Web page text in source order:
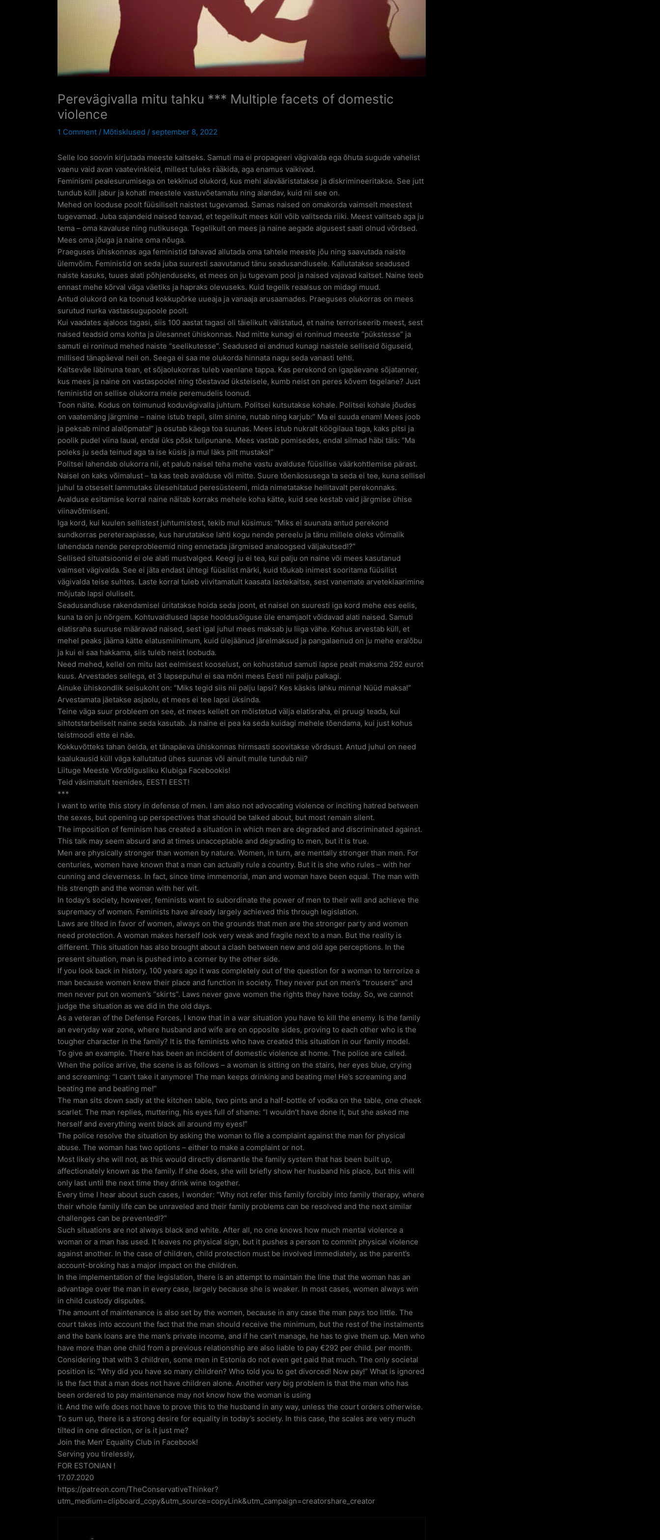
Perevägivalla mitu tahku *** Multiple facets of domestic
violence
1 Comment / Mõtisklused / september 8, 2022
Selle loo soovin kirjutada meeste kaitseks. Samuti ma ei propageeri vägivalda ega õhuta sugude vahelist
vaenu vaid avan vaatevinkleid, millest tuleks rääkida, aga enamus vaikivad.
Feminismi pealesurumisega on tekkinud olukord, kus mehi alavääristatakse ja diskrimineeritakse. See jutt
tundub küll jabur ja kohati meestele vastuvõetamatu ning alandav, kuid nii see on.
Mehed on looduse poolt füüsiliselt naistest tugevamad. Samas naised on omakorda vaimselt meestest
tugevamad. Juba sajandeid naised teavad, et tegelikult mees küll võib valitseda riiki. Meest valitseb aga ju
tema – oma kavaluse ning nutikusega. Tegelikult on mees ja naine aegade algusest saati olnud võrdsed.
Mees oma jõuga ja naine oma nõuga.
Praeguses ühiskonnas aga feministid tahavad allutada oma tahtele meeste jõu ning saavutada naiste
ülemvõim. Feministid on seda juba suuresti saavutanud tänu seadusandlusele. Kallutatakse seadused
naiste kasuks, tuues alati põhjenduseks, et mees on ju tugevam pool ja naised vajavad kaitset. Naine teeb
ennast mehe kõrval väga väetiks ja hapraks olevuseks. Kuid tegelik reaalsus on midagi muud.
Antud olukord on ka toonud kokkupõrke uueaja ja vanaaja arusaamades. Praeguses olukorras on mees
surutud nurka vastassugupoole poolt.
Kui vaadates ajaloos tagasi, siis 100 aastat tagasi oli täielikult välistatud, et naine terroriseerib meest, sest
naised teadsid oma kohta ja ülesannet ühiskonnas. Nad mitte kunagi ei roninud meeste “pükstesse” ja
samuti ei roninud mehed naiste “seelikutesse”. Seadused ei andnud kunagi naistele selliseid õiguseid,
millised tänapäeval neil on. Seega ei saa me olukorda hinnata nagu seda vanasti tehti.
Kaitseväe läbinuna tean, et sõjaolukorras tuleb vaenlane tappa. Kas perekond on igapäevane sõjatanner,
kus mees ja naine on vastaspoolel ning tõestavad üksteisele, kumb neist on peres kõvem tegelane? Just
feministid on sellise olukorra meie peremudelis loonud.
Toon näite. Kodus on toimunud koduvägivalla juhtum. Politsei kutsutakse kohale. Politsei kohale jõudes
on vaatemäng järgmine – naine istub trepil, silm sinine, nutab ning karjub:” Ma ei suuda enam! Mees joob
ja peksab mind alalõpmata!” ja osutab käega toa suunas. Mees istub nukralt köögilaua taga, kaks pitsi ja
poolik pudel viina laual, endal üks põsk tulipunane. Mees vastab pomisedes, endal silmad häbi täis: “Ma
poleks ju seda teinud aga ta ise küsis ja mul läks pilt mustaks!”
Politsei lahendab olukorra nii, et palub naisel teha mehe vastu avalduse füüsilise väärkohtlemise pärast.
Naisel on kaks võimalust – ta kas teeb avalduse või mitte. Suure tõenäosusega ta seda ei tee, kuna sellisel
juhul ta otseselt lammutaks ülesehitatud peresüsteemi, mida nimetatakse hellitavalt perekonnaks.
Avalduse esitamise korral naine näitab korraks mehele koha kätte, kuid see kestab vaid järgmise ühise
viinavõtmiseni.
Iga kord, kui kuulen sellistest juhtumistest, tekib mul küsimus: “Miks ei suunata antud perekond
sundkorras pereteraapiasse, kus harutatakse lahti kogu nende pereelu ja tänu millele oleks võimalik
lahendada nende pereprobleemid ning ennetada järgmised analoogsed väljakutsed!?”
Sellised situatsioonid ei ole alati mustvalged. Keegi ju ei tea, kui palju on naine või mees kasutanud
vaimset vägivalda. See ei jäta endast ühtegi füüsilist märki, kuid tõukab inimest sooritama füüsilist
vägivalda teise suhtes. Laste korral tuleb viivitamatult kaasata lastekaitse, sest vanemate arveteklaarimine
mõjutab lapsi oluliselt.
Seadusandluse rakendamisel üritatakse hoida seda joont, et naisel on suuresti iga kord mehe ees eelis,
kuna ta on ju nõrgem. Kohtuvaidlused lapse hooldusõiguse üle enamjaolt võidavad alati naised. Samuti
elatisraha suuruse määravad naised, sest igal juhul mees maksab ju liiga vähe. Kohus arvestab küll, et
mehel peaks jääma kätte elatusmiinimum, kuid ülejäänud järelmaksud ja pangalaenud on ju mehe eralõbu
ja kui ei saa hakkama, siis tuleb neist loobuda.
Need mehed, kellel on mitu last eelmisest kooselust, on kohustatud samuti lapse pealt maksma 292 eurot
kuus. Arvestades sellega, et 3 lapsepuhul ei saa mõni mees Eesti nii palju palkagi.
Ainuke ühiskondlik seisukoht on: “Miks tegid siis nii palju lapsi? Kes käskis lahku minna! Nüüd maksa!”
Arvestamata jäetakse asjaolu, et mees ei tee lapsi üksinda.
Teine väga suur probleem on see, et mees kellelt on mõistetud välja elatisraha, ei pruugi teada, kui
sihtotstarbeliselt naine seda kasutab. Ja naine ei pea ka seda kuidagi mehele tõendama, kui just kohus
teistmoodi ette ei näe.
Kokkuvõtteks tahan öelda, et tänapäeva ühiskonnas hirmsasti soovitakse võrdsust. Antud juhul on need
kaalukausid küll väga kallutatud ühes suunas või ainult mulle tundub nii?
Liituge Meeste Võrdõigusliku Klubiga Facebookis!
Teid väsimatult teenides, EESTI EEST!
***
I want to write this story in defense of men. I am also not advocating violence or inciting hatred between
the sexes, but opening up perspectives that should be talked about, but most remain silent.
The imposition of feminism has created a situation in which men are degraded and discriminated against.
This talk may seem absurd and at times unacceptable and degrading to men, but it is true.
Men are physically stronger than women by nature. Women, in turn, are mentally stronger than men. For
centuries, women have known that a man can actually rule a country. But it is she who rules – with her
cunning and cleverness. In fact, since time immemorial, man and woman have been equal. The man with
his strength and the woman with her wit.
In today’s society, however, feminists want to subordinate the power of men to their will and achieve the
supremacy of women. Feminists have already largely achieved this through legislation.
Laws are tilted in favor of women, always on the grounds that men are the stronger party and women
need protection. A woman makes herself look very weak and fragile next to a man. But the reality is
different. This situation has also brought about a clash between new and old age perceptions. In the
present situation, man is pushed into a corner by the other side.
If you look back in history, 100 years ago it was completely out of the question for a woman to terrorize a
man because women knew their place and function in society. They never put on men’s “trousers” and
men never put on women’s “skirts”. Laws never gave women the rights they have today. So, we cannot
judge the situation as we did in the old days.
As a veteran of the Defense Forces, I know that in a war situation you have to kill the enemy. Is the family
an everyday war zone, where husband and wife are on opposite sides, proving to each other who is the
tougher character in the family? It is the feminists who have created this situation in our family model.
To give an example. There has been an incident of domestic violence at home. The police are called.
When the police arrive, the scene is as follows – a woman is sitting on the stairs, her eyes blue, crying
and screaming: “I can’t take it anymore! The man keeps drinking and beating me! He’s screaming and
beating me and beating me!”
The man sits down sadly at the kitchen table, two pints and a half-bottle of vodka on the table, one cheek
scarlet. The man replies, muttering, his eyes full of shame: “I wouldn’t have done it, but she asked me
herself and everything went black all around my eyes!”
The police resolve the situation by asking the woman to file a complaint against the man for physical
abuse. The woman has two options – either to make a complaint or not.
Most likely she will not, as this would directly dismantle the family system that has been built up,
affectionately known as the family. If she does, she will briefly show her husband his place, but this will
only last until the next time they drink wine together.
Every time I hear about such cases, I wonder: “Why not refer this family forcibly into family therapy, where
their whole family life can be unraveled and their family problems can be resolved and the next similar
challenges can be prevented!?”
Such situations are not always black and white. After all, no one knows how much mental violence a
woman or a man has used. It leaves no physical sign, but it pushes a person to commit physical violence
against another. In the case of children, child protection must be involved immediately, as the parent’s
account-broking has a major impact on the children.
In the implementation of the legislation, there is an attempt to maintain the line that the woman has an
advantage over the man in every case, largely because she is weaker. In most cases, women always win
in child custody disputes.
The amount of maintenance is also set by the women, because in any case the man pays too little. The
court takes into account the fact that the man should receive the minimum, but the rest of the instalments
and the bank loans are the man’s private income, and if he can’t manage, he has to give them up. Men who
have more than one child from a previous relationship are also liable to pay €292 per child. per month.
Considering that with 3 children, some men in Estonia do not even get paid that much. The only societal
position is: “Why did you have so many children? Who told you to get divorced! Now pay!” What is ignored
is the fact that a man does not have children alone. Another very big problem is that the man who has
been ordered to pay maintenance may not know how the woman is using
it. And the wife does not have to prove this to the husband in any way, unless the court orders otherwise.
To sum up, there is a strong desire for equality in today’s society. In this case, the scales are very much
tilted in one direction, or is it just me?
Join the Men’ Equality Club in Facebook!
Serving you tirelessly,
FOR ESTONIAN !
17.07.2020
https://patreon.com/TheConservativeThinker?
utm_medium=clipboard_copy&utm_source=copyLink&utm_campaign=creatorshare_creator